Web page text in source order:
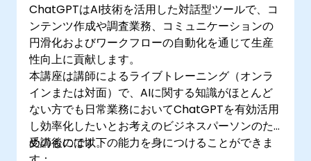
ChatGPTはAI技術を活用した対話型ツールで、コ
ンテンツ作成や調査業務、コミュニケーションの
円滑化およびワークフローの自動化を通じて生産
性向上に貢献します。
本講座は講師によるライブトレーニング（オンラ
インまたは対面）で、AIに関する知識がほとんど
ない方でも日常業務においてChatGPTを有効活用
し効率化したいとお考えのビジネスパーソンのた
めのものです。
受講後には以下の能力を身につけることができま